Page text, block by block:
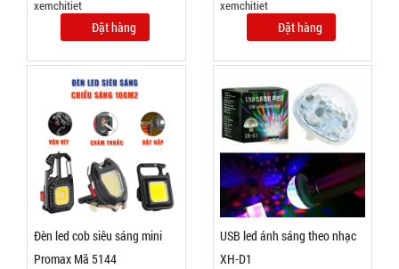
TRẠNG:
CÒN HÀNG
Bảo
hành:
Test ,
Cân nặng :
0.3kg
Đặt hàng Đặt hàng
Đèn led cob siêu sáng mini
Promax Mã 5144
USB led ánh sáng theo nhạc
XH-D1